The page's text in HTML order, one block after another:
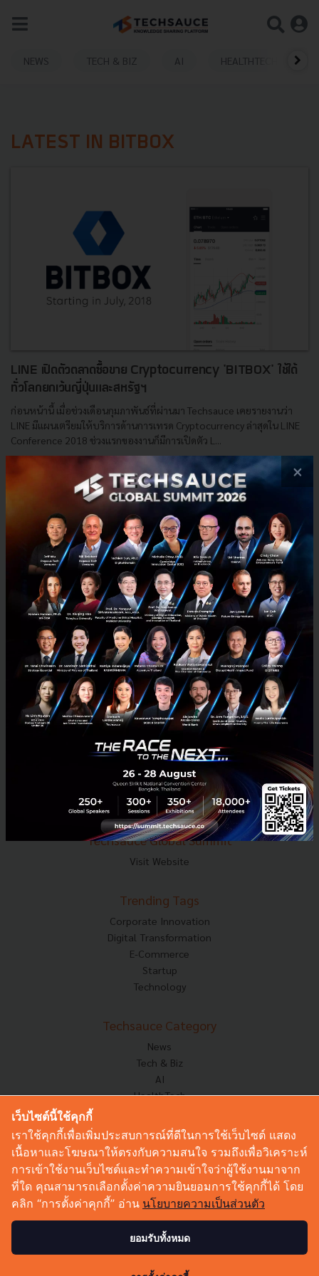
NEWS TECH & BIZ AI HEALTHTECH
LATEST IN BITBOX
LINE เปิดตัวตลาดซื้อขาย Cryptocurrency 'BITBOX' ใช้ได้
ทั่วโลกยกเว้นญี่ปุ่นและสหรัฐฯ
ก่อนหน้านี้ เมื่อช่วงเดือนกุมภาพันธ์ที่ผ่านมา Techsauce เคยรายงานว่า
LINE มีแผนเตรียมให้บริการด้านการเทรด Cryptocurrency ล่าสุดใน LINE
Conference 2018 ช่วงแรกของงานก็มีการเปิดตัว L...
| By
BITBOX Cryptocurrency Cryptocurrency Exchange
E-mail :contact@techsauce.co
Tel : 02-001-5375
Mobile : 06-4658-9500
Techsauce Media
About Techsauce
Techsauce Services
Privacy Policy
ส่งบทความ
Techsauce Global Summit
Visit Website
Trending Tags
Corporate Innovation
Digital Transformation
E-Commerce
Startup
Technology
Techsauce Category
News
Tech & Biz
AI
HealthTech
Corp Innov
Saucy Thoughts
Based On
Sustainable
Videos
Podcast
×
เว็บไซต์นี้ใช้คุกกี้
เราใช้คุกกี้เพื่อเพิ่มประสบการณ์ที่ดีในการใช้เว็บไซต์ แสดง
เนื้อหาและโฆษณาให้ตรงกับความสนใจ รวมถึงเพื่อวิเคราะห์
การเข้าใช้งานเว็บไซต์และทำความเข้าใจว่าผู้ใช้งานมาจาก
ที่ใด คุณสามารถเลือกตั้งค่าความยินยอมการใช้คุกกี้ได้ โดย
คลิก “การตั้งค่าคุกกี้” อ่าน นโยบายความเป็นส่วนตัว
ยอมรับทั้งหมด